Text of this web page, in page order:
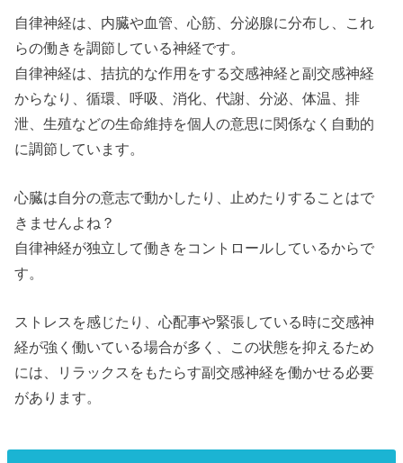
自律神経は、内臓や血管、心筋、分泌腺に分布し、これ
らの働きを調節している神経です。
自律神経は、拮抗的な作用をする交感神経と副交感神経
からなり、循環、呼吸、消化、代謝、分泌、体温、排
泄、生殖などの生命維持を個人の意思に関係なく自動的
に調節しています。
心臓は自分の意志で動かしたり、止めたりすることはで
きませんよね？
自律神経が独立して働きをコントロールしているからで
す。
ストレスを感じたり、心配事や緊張している時に交感神
経が強く働いている場合が多く、この状態を抑えるため
には、リラックスをもたらす副交感神経を働かせる必要
があります。